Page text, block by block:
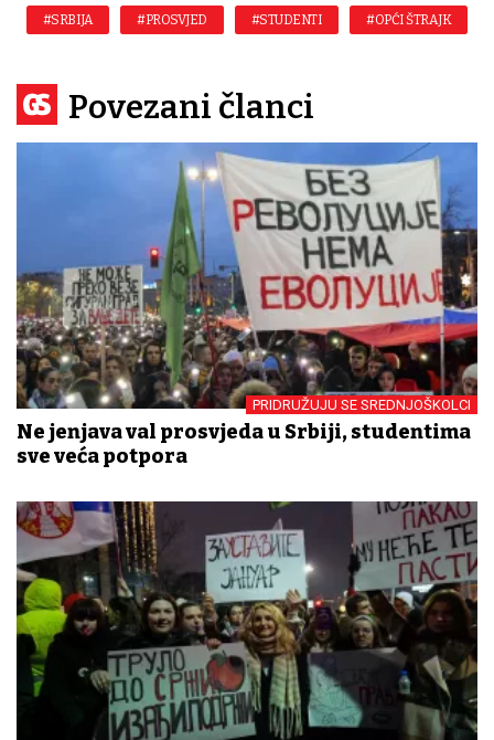
#SRBIJA #PROSVJED #STUDENTI #OPĆI ŠTRAJK
Povezani članci
PRIDRUŽUJU SE SREDNJOŠKOLCI
Ne jenjava val prosvjeda u Srbiji, studentima
sve veća potpora